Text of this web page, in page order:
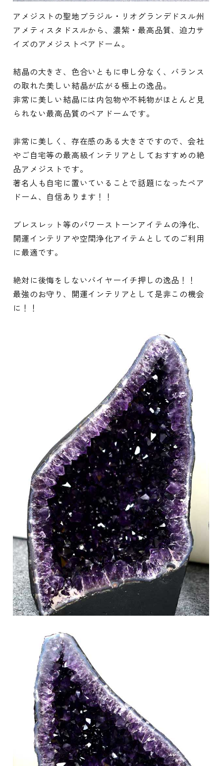
アメジストの聖地ブラジル・リオグランデドスル州
アメティスタドスルから、濃紫・最高品質、迫力サ
イズのアメジストペアドーム。
結晶の大きさ、色合いともに申し分なく、バランス
の取れた美しい結晶が広がる極上の逸品。
非常に美しい結晶には内包物や不純物がほとんど見
られない最高品質のペアドームです。
非常に美しく、存在感のある大きさですので、会社
やご自宅等の最高級インテリアとしておすすめの絶
品アメジストです。
著名人も自宅に置いていることで話題になったペア
ドーム、自信あります！！
ブレスレット等のパワーストーンアイテムの浄化、
開運インテリアや空間浄化アイテムとしてのご利用
に最適です。
絶対に後悔をしないバイヤーイチ押しの逸品！！
最強のお守り、開運インテリアとして是非この機会
に！！